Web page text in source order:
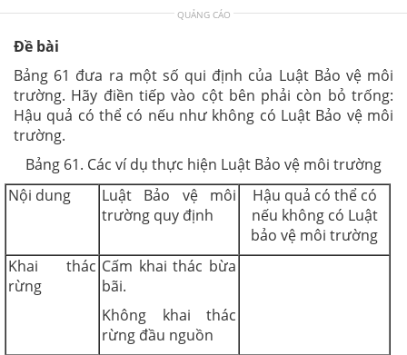
QUẢNG CÁO
Đề bài
Bảng 61 đưa ra một số qui định của Luật Bảo vệ môi
trường. Hãy điền tiếp vào cột bên phải còn bỏ trống:
Hậu quả có thể có nếu như không có Luật Bảo vệ môi
trường.
Bảng 61. Các ví dụ thực hiện Luật Bảo vệ môi trường
Nội dung
Luật Bảo vệ môi
trường quy định
Hậu quả có thể có
nếu không có Luật
bảo vệ môi trường
Khai thác
rừng
Cấm khai thác bừa
bãi.
Không khai thác
rừng đầu nguồn